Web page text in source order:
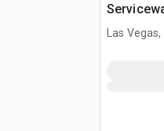
Las Vegas,